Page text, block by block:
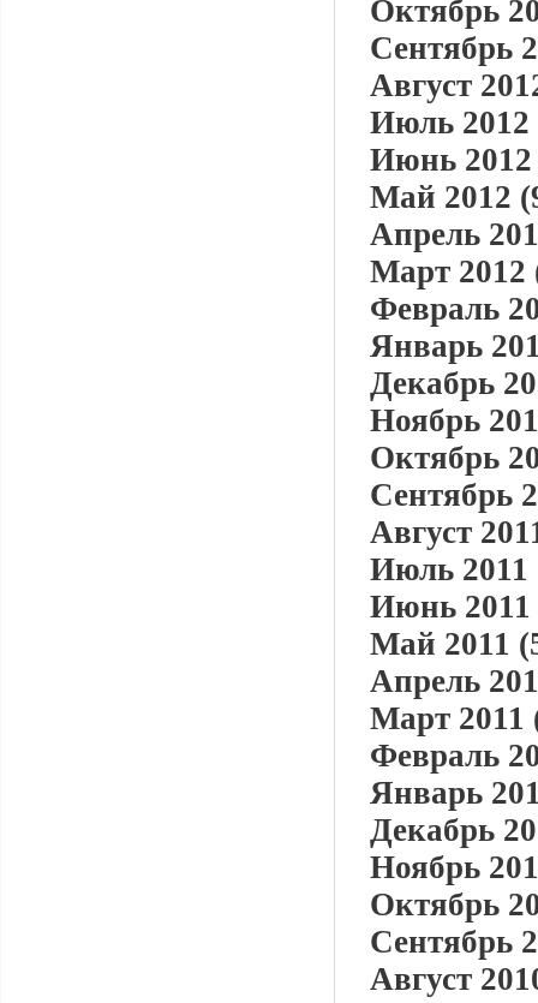
Октябрь
Сентябрь
Август
Июль 2012
Июнь 2012
Май 2012
Апрель
Март 2012
Февраль
Январь
Декабрь
Ноябрь
Октябрь
Сентябрь
Август
Июль 2011
Июнь 2011
Май 2011
Апрель
Март 2011
Февраль
Январь
Декабрь
Ноябрь
Октябрь
Сентябрь
Август